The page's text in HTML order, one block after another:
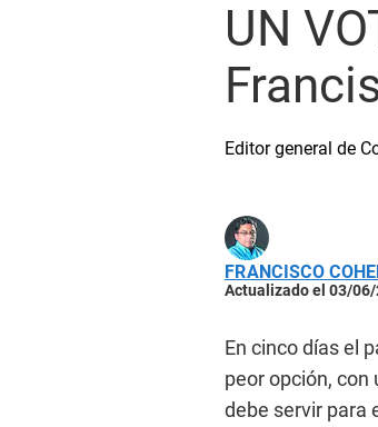
UN
Editor general de
FRANCISCO
Actualizado el 03/06/
En cinco días el
peor opción, con
debe servir para